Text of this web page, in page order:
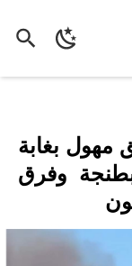
مهول بغابة
وفرق